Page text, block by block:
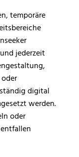
temporäre
jederzeit
digital
werden.
oder